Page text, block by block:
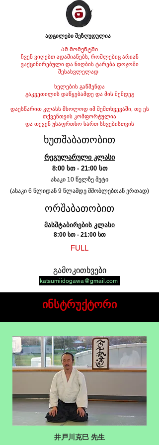
ადგილები შეზღუდულია
Ამ მომენტში
ჩვენ ვიღებთ ადამიანებს, რომლებიც არიან
ვაქცინირებული და ნიღბის ტარება დოჯოში
შესასვლელად
ხელების გაწმენდა
გაკვეთილის დაწყებამდე და მის შემდეგ
დაესწარით კლასს მხოლოდ იმ შემთხვევაში, თუ ეს
თქვენთვის კომფორტულია
და თქვენ უსაფრთხო ხართ სხვებისთვის
ხუთშაბათობით
რეგულარული კლასი
8:00 სთ - 21:00 სთ
ასაკი 10 წელზე მეტი
(ასაკი 6 წლიდან 9 წლამდე მშობლებთან ერთად)
ორშაბათობით
მასშტაბირების კლასი
8:00 სთ - 21:00 სთ
FULL
გამოკითხვები
katsumiidogawa@gmail.com
ს თ ა ი ფ მე თ ს თ ა ი ს ა ფ ე
ინსტრუქტორი
井戸川克巳 先生